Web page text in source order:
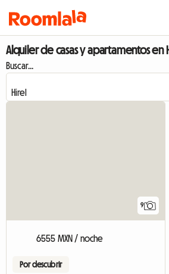
Alquiler de casas y apartamentos en
Buscar...
9
6555 MXN / noche
Por descubrir